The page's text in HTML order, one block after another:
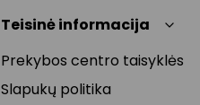
Teisinė informacija
Prekybos centro taisyklės
Slapukų politika